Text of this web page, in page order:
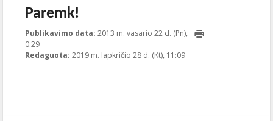
Paremk!
Publikavimo data: 2013 m. vasario 22 d. (Pn),
0:29
Redaguota: 2019 m. lapkričio 28 d. (Kt), 11:09